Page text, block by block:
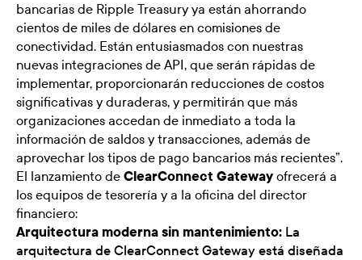
bancarias de Ripple Treasury ya están ahorrando
cientos de miles de dólares en comisiones de
conectividad. Están entusiasmados con nuestras
nuevas integraciones de API, que serán rápidas de
implementar, proporcionarán reducciones de costos
significativas y duraderas, y permitirán que más
organizaciones accedan de inmediato a toda la
información de saldos y transacciones, además de
aprovechar los tipos de pago bancarios más recientes”.
El lanzamiento de ClearConnect Gateway ofrecerá a
los equipos de tesorería y a la oficina del director
financiero:
Arquitectura moderna sin mantenimiento: La
arquitectura de ClearConnect Gateway está diseñada